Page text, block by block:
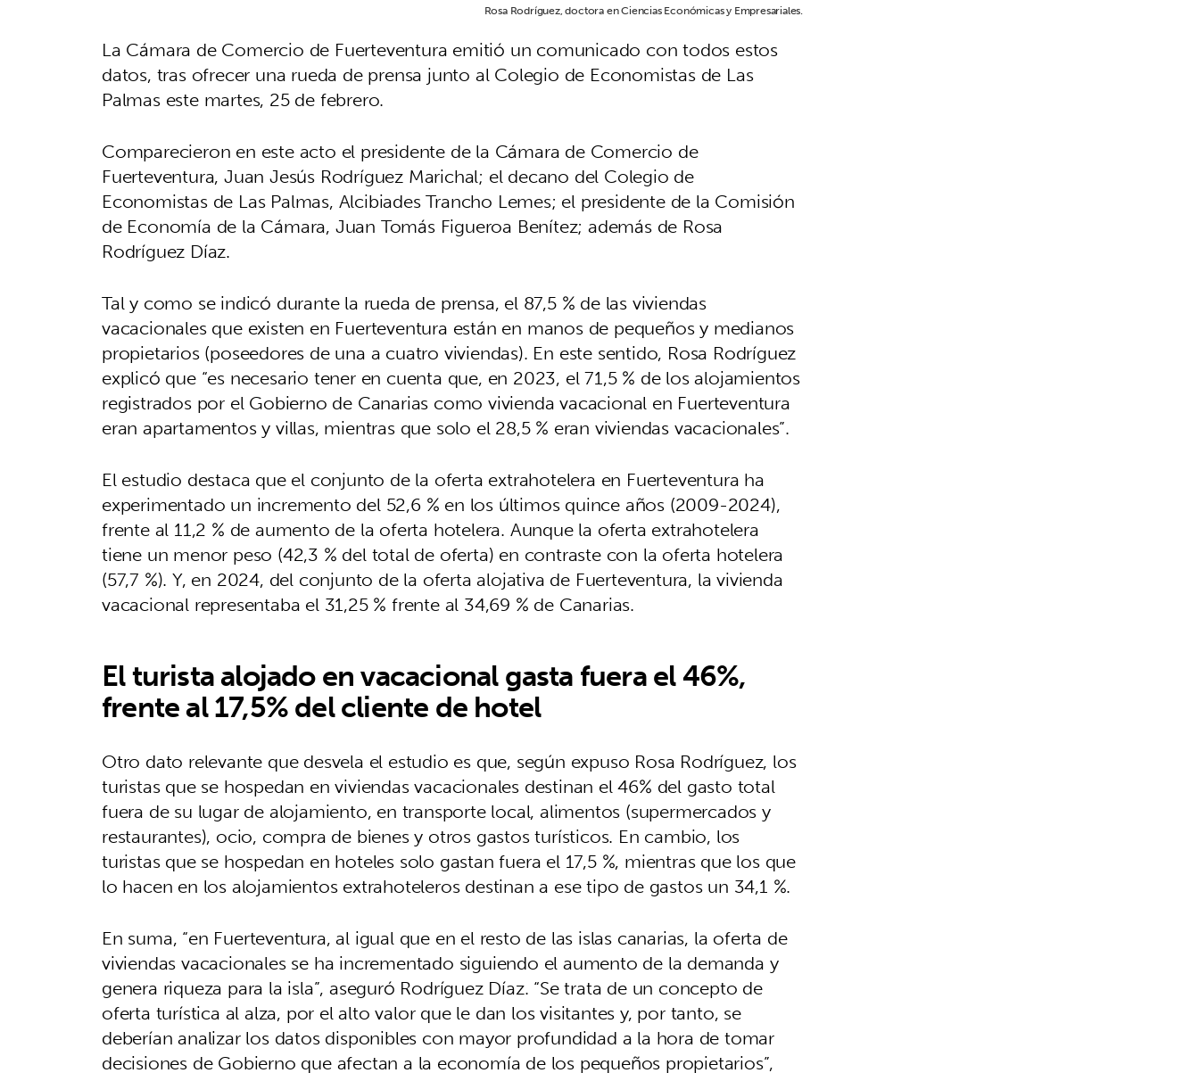
Rosa Rodríguez, doctora en Ciencias Económicas y Empresariales.
La Cámara de Comercio de Fuerteventura emitió un comunicado con todos estos
datos, tras ofrecer una rueda de prensa junto al Colegio de Economistas de Las
Palmas este martes, 25 de febrero.
Comparecieron en este acto el presidente de la Cámara de Comercio de
Fuerteventura, Juan Jesús Rodríguez Marichal; el decano del Colegio de
Economistas de Las Palmas, Alcibiades Trancho Lemes; el presidente de la Comisión
de Economía de la Cámara, Juan Tomás Figueroa Benítez; además de Rosa
Rodríguez Díaz.
Tal y como se indicó durante la rueda de prensa, el 87,5 % de las viviendas
vacacionales que existen en Fuerteventura están en manos de pequeños y medianos
propietarios (poseedores de una a cuatro viviendas). En este sentido, Rosa Rodríguez
explicó que “es necesario tener en cuenta que, en 2023, el 71,5 % de los alojamientos
registrados por el Gobierno de Canarias como vivienda vacacional en Fuerteventura
eran apartamentos y villas, mientras que solo el 28,5 % eran viviendas vacacionales”.
El estudio destaca que el conjunto de la oferta extrahotelera en Fuerteventura ha
experimentado un incremento del 52,6 % en los últimos quince años (2009-2024),
frente al 11,2 % de aumento de la oferta hotelera. Aunque la oferta extrahotelera
tiene un menor peso (42,3 % del total de oferta) en contraste con la oferta hotelera
(57,7 %). Y, en 2024, del conjunto de la oferta alojativa de Fuerteventura, la vivienda
vacacional representaba el 31,25 % frente al 34,69 % de Canarias.
El turista alojado en vacacional gasta fuera el 46%,
frente al 17,5% del cliente de hotel
Otro dato relevante que desvela el estudio es que, según expuso Rosa Rodríguez, los
turistas que se hospedan en viviendas vacacionales destinan el 46% del gasto total
fuera de su lugar de alojamiento, en transporte local, alimentos (supermercados y
restaurantes), ocio, compra de bienes y otros gastos turísticos. En cambio, los
turistas que se hospedan en hoteles solo gastan fuera el 17,5 %, mientras que los que
lo hacen en los alojamientos extrahoteleros destinan a ese tipo de gastos un 34,1 %.
En suma, “en Fuerteventura, al igual que en el resto de las islas canarias, la oferta de
viviendas vacacionales se ha incrementado siguiendo el aumento de la demanda y
genera riqueza para la isla”, aseguró Rodríguez Díaz. “Se trata de un concepto de
oferta turística al alza, por el alto valor que le dan los visitantes y, por tanto, se
deberían analizar los datos disponibles con mayor profundidad a la hora de tomar
decisiones de Gobierno que afectan a la economía de los pequeños propietarios”,